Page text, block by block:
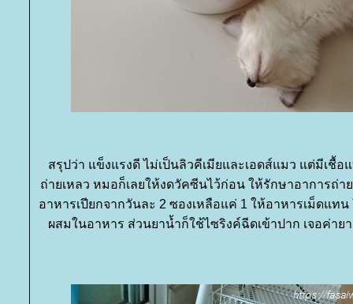
สรุปว่า แข็งแรงดี ไม่เป็นลิวคีเมียและเอดส์แมว แต่มีเชื้อ
ถ่ายเหลว หมอก็เลยให้งดวัคซีนไว้ก่อน ให้รักษาอาการถ่า
อาหารเปียกจากวันละ 2 ซองเหลือแค่ 1 ให้อาหารเม็ดแทน
ผสมในอาหาร ส่วนยาน้ำก็ใช้ไซริงค์ฉีดเข้าปาก เจอค่าย